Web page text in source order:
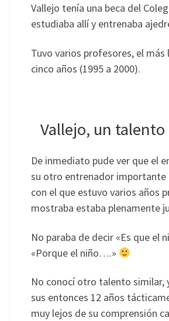
Vallejo tenía una beca del
estudiaba allí y entrenaba
Tuvo varios profesores, el
cinco años (1995 a 2000).
Vallejo, un
De inmediato pude ver que el
su otro entrenador importante
con el que estuvo varios años
mostraba estaba plenamente
No paraba de decir «Es que el
«Porque el niño….»
No conocí otro talento similar,
sus entonces 12 años
muy lejos de su comprensión